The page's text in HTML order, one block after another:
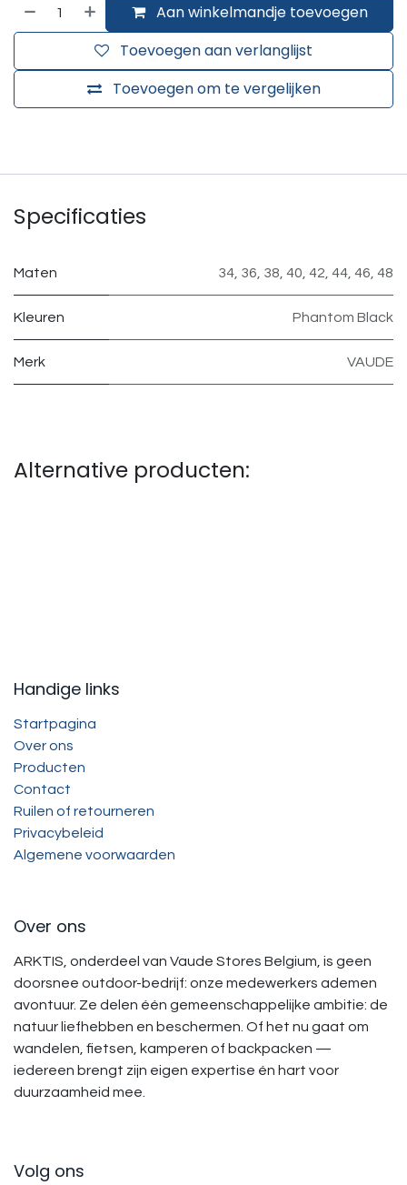
Aan winkelmandje toevoegen
Toevoegen om te vergelijken
Toevoegen aan verlanglijst
Specificaties
Maten 34 36 38 40 42 44 46 48
Kleuren Phantom Black
Merk VAUDE
Alternative producten:
Handige links
Startpagina
Over ons
Producten
Contact
Ruilen of retourneren
Privacybeleid
Algemene voorwaarden
Over ons
ARKTIS, onderdeel van Vaude Stores Belgium, is geen
doorsnee outdoor-bedrijf: onze medewerkers ademen
avontuur. Ze delen één gemeenschappelijke ambitie: de
natuur liefhebben en beschermen. Of het nu gaat om
wandelen, fietsen, kamperen of backpacken —
iedereen brengt zijn eigen expertise én hart voor
duurzaamheid mee.
Volg ons